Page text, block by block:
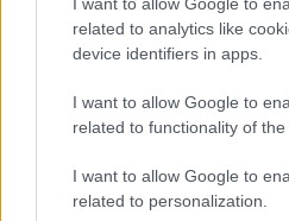
related to analytics like
device identifiers in apps.
I want to allow Google to
related to functionality of the
I want to allow Google to
related to personalization.
biztosan veszítenek majd.
A Próban Pier Guidi és
van. Ezt egy safety car éppen-
erőből ezt még annyira se lehet
az amatőrök között.